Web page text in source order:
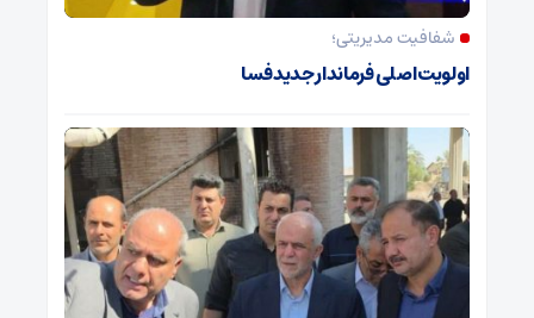
شفافیت مدیریتی؛
اولویت اصلی فرماندار جدید فسا